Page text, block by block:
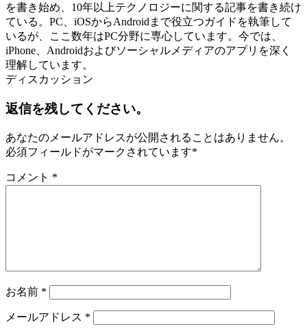
を書き始め、10年以上テクノロジーに関する記事を書き続け
ている。PC、iOSからAndroidまで役立つガイドを執筆して
いるが、ここ数年はPC分野に専心しています。今では、
iPhone、Androidおよびソーシャルメディアのアプリを深く
理解しています。
ディスカッション
返信を残してください。
あなたのメールアドレスが公開されることはありません。
必須フィールドがマークされています*
コメント *
お名前 *
メールアドレス *